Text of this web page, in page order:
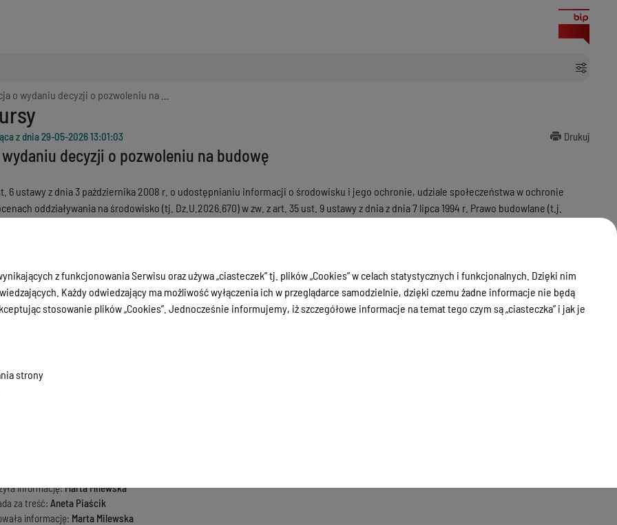
o wydaniu decyzji o pozwoleniu na budowę
z dnia29-05-2026 13:01:03 Drukuj
decyzji o pozwoleniu na budowę
6 ustawy z dnia 3 października 2008 r. o udostępnianiu informacji o środowisku i jego ochronie, udziale społeczeństwa w ochronie
oddziaływania na środowisko (tj. Dz.U.2026.670) w zw. z art. 35 ust. 9 ustawy z dnia z dnia 7 lipca 1994 r. Prawo budowlane (t.j.
oddziaływać na środowisko.
z dnia 29.05.2026 r. BiOŚ.6740.50.2026.AP
kpa z dnia 29.05.2026 BiOŚ.6740.50.2026.AP
informację:Marta Milewska
za treść: Aneta Piaścik
informację: Marta Milewska
z funkcjonowania Serwisu oraz używa „ciasteczek” tj. plików „Cookies” w celach statystycznych i funkcjonalnych. Dzięki nim
Każdy odwiedzający ma możliwość wyłączenia ich w przeglądarce samodzielnie, dzięki czemu żadne informacje nie będą
stosowanie plików „Cookies”. Jednocześnie informujemy, iż szczegółowe informacje na temat tego czym są „ciasteczka” i jak je
strony